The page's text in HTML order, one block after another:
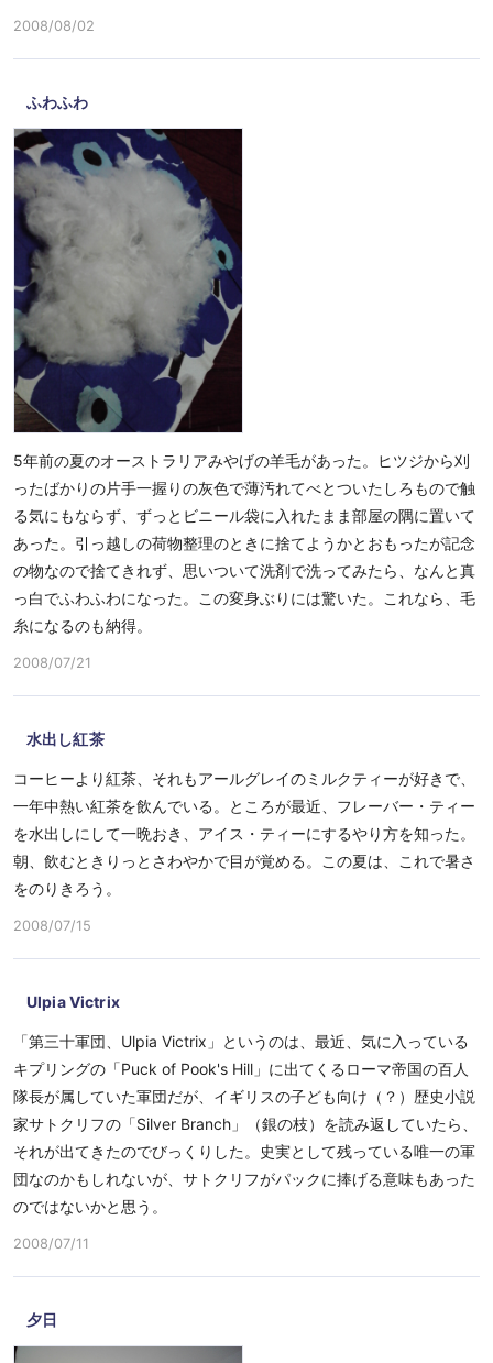
2008/08/02
ふわふわ
5年前の夏のオーストラリアみやげの羊毛があった。ヒツジから刈
ったばかりの片手一握りの灰色で薄汚れてべとついたしろもので触
る気にもならず、ずっとビニール袋に入れたまま部屋の隅に置いて
あった。引っ越しの荷物整理のときに捨てようかとおもったが記念
の物なので捨てきれず、思いついて洗剤で洗ってみたら、なんと真
っ白でふわふわになった。この変身ぶりには驚いた。これなら、毛
糸になるのも納得。
2008/07/21
水出し紅茶
コーヒーより紅茶、それもアールグレイのミルクティーが好きで、
一年中熱い紅茶を飲んでいる。ところが最近、フレーバー・ティー
を水出しにして一晩おき、アイス・ティーにするやり方を知った。
朝、飲むときりっとさわやかで目が覚める。この夏は、これで暑さ
をのりきろう。
2008/07/15
Ulpia Victrix
「第三十軍団、Ulpia Victrix」というのは、最近、気に入っている
キプリングの「Puck of Pook's Hill」に出てくるローマ帝国の百人
隊長が属していた軍団だが、イギリスの子ども向け（？）歴史小説
家サトクリフの「Silver Branch」（銀の枝）を読み返していたら、
それが出てきたのでびっくりした。史実として残っている唯一の軍
団なのかもしれないが、サトクリフがパックに捧げる意味もあった
のではないかと思う。
2008/07/11
夕日